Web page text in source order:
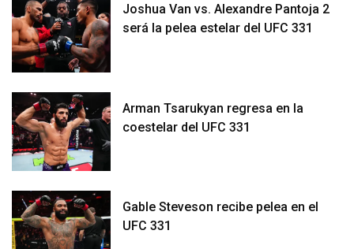
Joshua Van vs. Alexandre Pantoja 2
será la pelea estelar del UFC 331
Arman Tsarukyan regresa en la
coestelar del UFC 331
Gable Steveson recibe pelea en el
UFC 331